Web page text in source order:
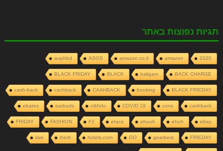
תגיות נפוצות באתר
2020
amazon
amazon.co.il
ASOS
auphbd
BACK CHARGE
baligam
BLACK
BLACK FRIDAY
BLACK FRIEDAY
booking
CAAHBACK
cachback
cash-back
cashback
cons
COVID 19
ctkhdo
earbuds
ebates
ebay
ehuh
ehuuh
etace
F2
FASHION
FRIDAY
FRIEDAY
gearbest
GO
hotels.com
iherb
kiwi